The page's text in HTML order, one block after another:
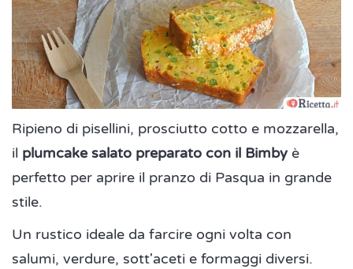
Ripieno di pisellini, prosciutto cotto e mozzarella,
il plumcake salato preparato con il Bimby è
perfetto per aprire il pranzo di Pasqua in grande
stile.
Un rustico ideale da farcire ogni volta con
salumi, verdure, sott'aceti e formaggi diversi.